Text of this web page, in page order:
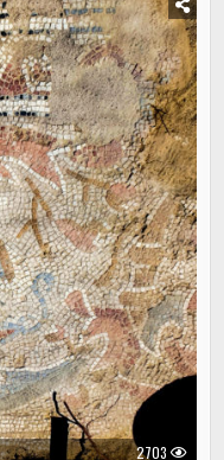
2703